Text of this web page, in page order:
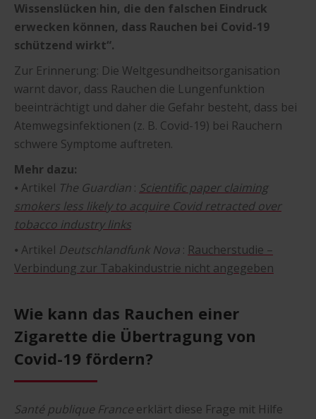
Wissenslücken hin, die den falschen Eindruck
erwecken können, dass Rauchen bei Covid-19
schützend wirkt“.
Zur Erinnerung: Die Weltgesundheitsorganisation
warnt davor, dass Rauchen die Lungenfunktion
beeinträchtigt und daher die Gefahr besteht, dass bei
Atemwegsinfektionen (z. B. Covid-19) bei Rauchern
schwere Symptome auftreten.
Mehr dazu:
⦁ Artikel The Guardian : Scientific paper claiming
smokers less likely to acquire Covid retracted over
tobacco industry links
⦁ Artikel Deutschlandfunk Nova : Raucherstudie –
Verbindung zur Tabakindustrie nicht angegeben
Wie kann das Rauchen einer
Zigarette die Übertragung von
Covid-19 fördern?
Santé publique France erklärt diese Frage mit Hilfe